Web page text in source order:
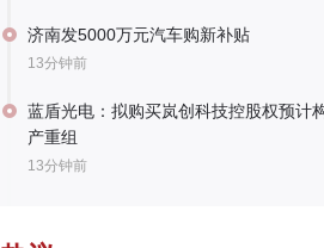
济南发5000万元汽车购新补贴
13分钟前
蓝盾光电：拟购买岚创科技控股权预计
产重组
13分钟前